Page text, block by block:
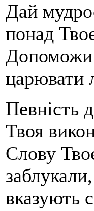
Дай
понад
Допоможи
царювати
Певність
Твоя
Слову
вказують